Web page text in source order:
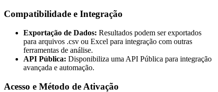
Compatibilidade e Integração
Exportação de Dados: Resultados podem ser exportados
para arquivos .csv ou Excel para integração com outras
ferramentas de análise.
API Pública: Disponibiliza uma API Pública para integração
avançada e automação.
Acesso e Método de Ativação